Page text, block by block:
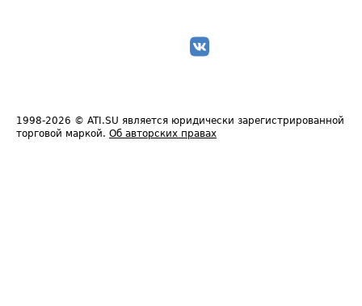
1998-2026 © ATI.SU является юридически зарегистрированной
торговой маркой. Об авторских правах